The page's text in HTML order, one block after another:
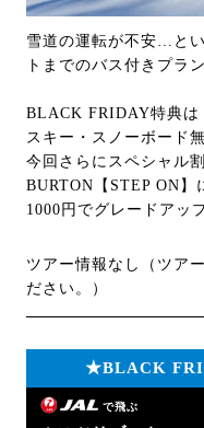
雪道の運転が不安…と
トまでのバス付きプラン
BLACK FRIDAY特典は
スキー・スノーボード
今回さらにスペシャル
BURTON【STEP ON】
1000円でグレードアッ
ツアー情報なし（ツア
ださい。）
★BLACK
で飛ぶ